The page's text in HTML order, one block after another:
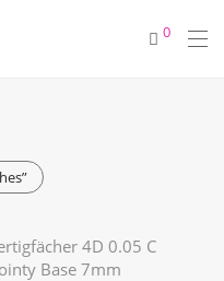
0
4D 0.05 C
Base 7mm